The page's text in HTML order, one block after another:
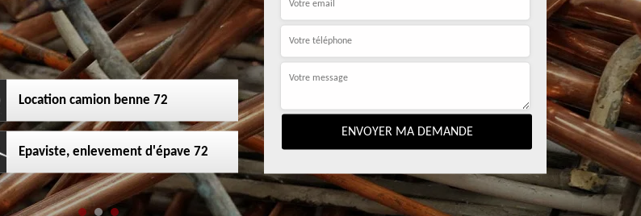
Location camion benne 72
Epaviste, enlevement d'épave 72